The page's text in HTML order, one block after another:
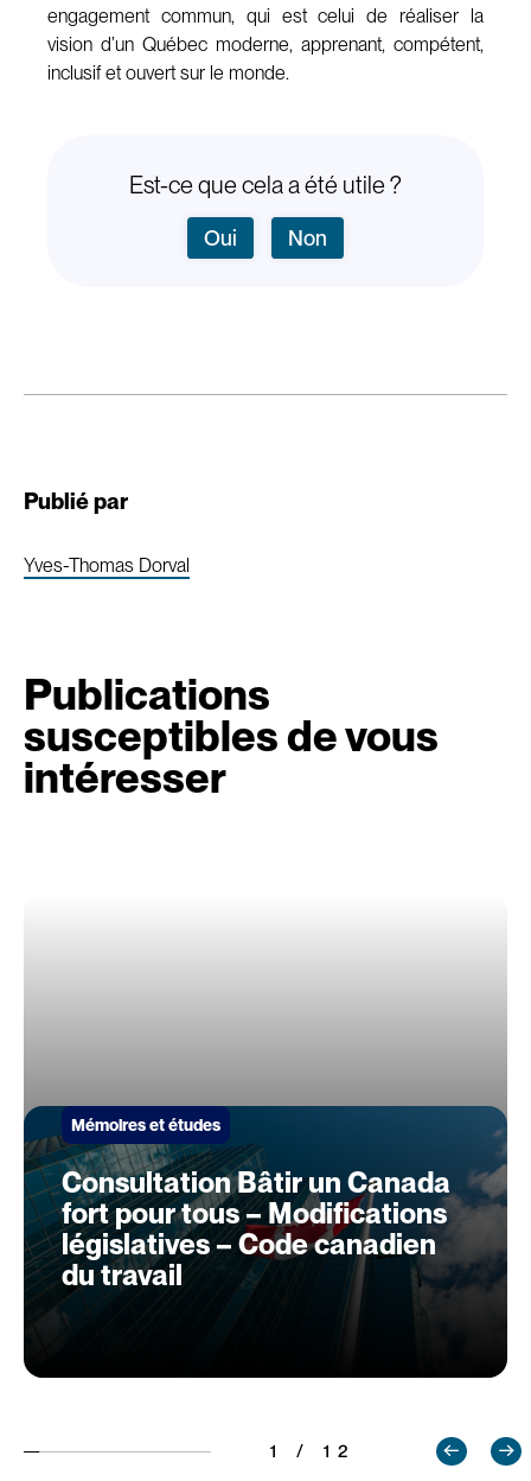
engagement commun, qui est celui de réaliser la
vision d’un Québec moderne, apprenant, compétent,
inclusif et ouvert sur le monde.
Est-ce que cela a été utile ?
Oui Non
Publié par
Yves-Thomas Dorval
Publications
susceptibles de vous
intéresser
Mémoires et études
Consultation Bâtir un Canada
fort pour tous – Modifications
législatives – Code canadien
du travail
1 / 12